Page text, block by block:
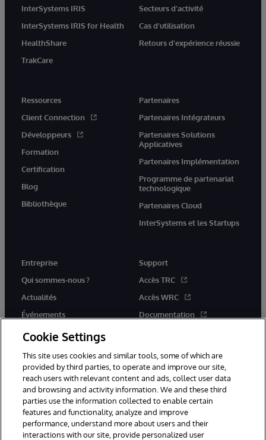
InterSystems IRIS
InterSystems IRIS for Health
HealthShare
TrakCare
Secteurs d'activité
Cas d'utilisation
Retours d'expérience réussie
Ressources
Client Connection
Développeurs
Formation
Certification
Blog
Bibliothèque
Partenaires
Partenaires Intégrateurs
Partenaires Solutions
Applicatives
Partenaires Implémentation
Programme de partenariat
technologique
Partenaires Cloud
InterSystems et les Startups
Entreprise
Qui sommes-nous ?
Actualités
Événements
Rejoignez-nous
Support
Accès TRC
Accès WRC
Documentation
© 1996-2026 InterSystems Corporation, Boston, MA. Tous droits
réservés.
Mentions légales
Cookie Settings
This site uses cookies and similar tools, some of which are
provided by third parties, to operate and improve our site,
reach users with relevant content and ads, collect user data
and browsing and activity information. We and these third
parties use the information collected to enable certain
features and functionality, analyze and improve
performance, understand more about users and their
interactions with our site, provide personalized user